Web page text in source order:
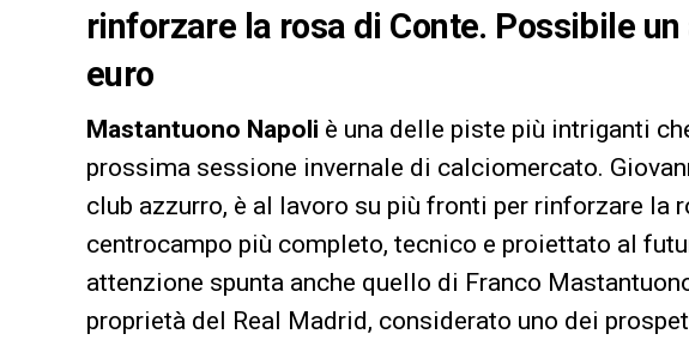
rinforzare la rosa di Conte. Possibile
euro
Mastantuono Napoli è una delle piste più intriganti
prossima sessione invernale di calciomercato.
club azzurro, è al lavoro su più fronti per rinforzare la
centrocampo più completo, tecnico e proiettato al
attenzione spunta anche quello di Franco
proprietà del Real Madrid, considerato uno dei